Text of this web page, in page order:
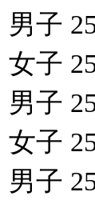
男子
女子
男子
女子
男子